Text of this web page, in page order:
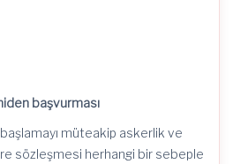
başvurması
müteakip askerlik ve
sözleşmesi herhangi bir sebeple